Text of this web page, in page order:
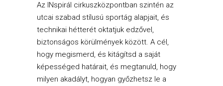
Az INspirál cirkuszközpontban szintén az
utcai szabad stílusú sportág alapjait, és
technikai hétterét oktatjuk edzővel,
biztonságos körülmények között. A cél,
hogy megismerd, és kitágítsd a saját
képességed határait, és megtanuld, hogy
milyen akadályt, hogyan győzhetsz le a